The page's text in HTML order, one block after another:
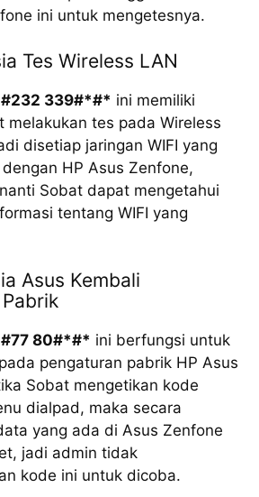
ini untuk mengetesnya.
Tes Wireless LAN
339#*#* ini memiliki
melakukan tes pada Wireless
disetiap jaringan WIFI yang
HP Asus Zenfone,
Sobat dapat mengetahui
tentang WIFI yang
Asus Kembali
80#*#* ini berfungsi untuk
pengaturan pabrik HP Asus
Sobat mengetikan kode
dialpad, maka secara
yang ada di Asus Zenfone
jadi admin tidak
kode ini untuk dicoba.